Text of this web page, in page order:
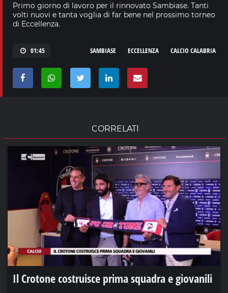
Primo giorno di lavoro per il rinnovato Sambiase. Tanti
volti nuovi e tanta voglia di far bene nel prossimo torneo
di Eccellenza.
01:45 CALCIO CALABRIA
ECCELLENZA
SAMBIASE
CORRELATI
Il Crotone costruisce prima squadra e giovanili